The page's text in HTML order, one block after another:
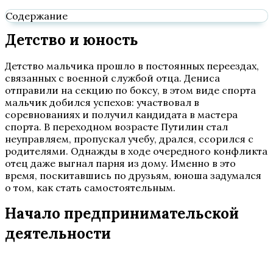
Содержание
Детство и юность
Детство мальчика прошло в постоянных переездах,
связанных с военной службой отца. Дениса
отправили на секцию по боксу, в этом виде спорта
мальчик добился успехов: участвовал в
соревнованиях и получил кандидата в мастера
спорта. В переходном возрасте Путилин стал
неуправляем, пропускал учебу, дрался, ссорился с
родителями. Однажды в ходе очередного конфликта
отец даже выгнал парня из дому. Именно в это
время, поскитавшись по друзьям, юноша задумался
о том, как стать самостоятельным.
Начало предпринимательской
деятельности